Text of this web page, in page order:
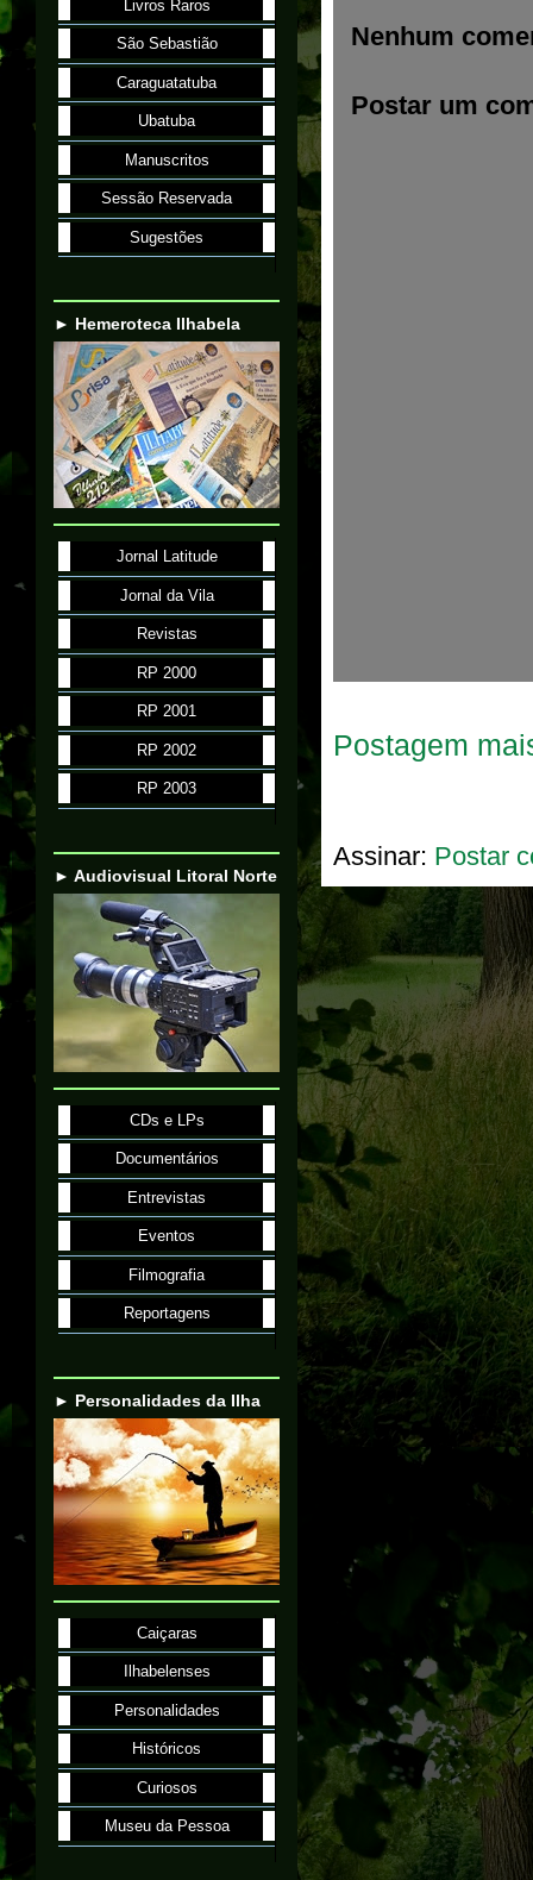
Nenhum
Postar um
Postagem
Assinar: Postar
Livros Raros
São Sebastião
Caraguatatuba
Ubatuba
Manuscritos
Sessão Reservada
Sugestões
► Hemeroteca Ilhabela
Jornal Latitude
Jornal da Vila
Revistas
RP 2000
RP 2001
RP 2002
RP 2003
► Audiovisual Litoral Norte
CDs e LPs
Documentários
Entrevistas
Eventos
Filmografia
Reportagens
► Personalidades da Ilha
Caiçaras
Ilhabelenses
Personalidades
Históricos
Curiosos
Museu da Pessoa